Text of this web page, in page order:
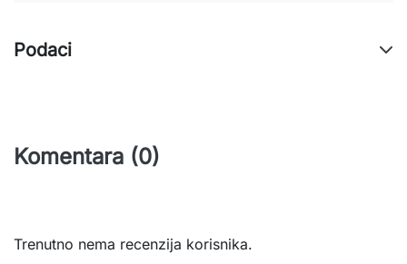
Podaci
Komentara (0)
Trenutno nema recenzija korisnika.